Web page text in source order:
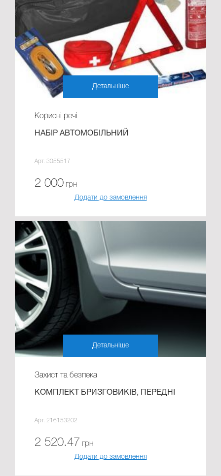
Детальніше
Корисні речі
НАБІР АВТОМОБІЛЬНИЙ
Арт. 3055517
2 000 грн
Додати до замовлення
Детальніше
Захист та безпека
КОМПЛЕКТ БРИЗГОВИКІВ, ПЕРЕДНІ
Арт. 216153202
2 520.47 грн
Додати до замовлення